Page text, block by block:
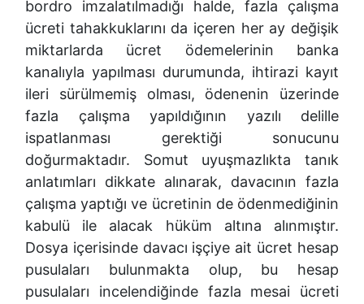
bordro imzalatılmadığı halde, fazla çalışma
ücreti tahakkuklarını da içeren her ay değişik
miktarlarda ücret ödemelerinin banka
kanalıyla yapılması durumunda, ihtirazi kayıt
ileri sürülmemiş olması, ödenenin üzerinde
fazla çalışma yapıldığının yazılı delille
ispatlanması gerektiği sonucunu
doğurmaktadır. Somut uyuşmazlıkta tanık
anlatımları dikkate alınarak, davacının fazla
çalışma yaptığı ve ücretinin de ödenmediğinin
kabulü ile alacak hüküm altına alınmıştır.
Dosya içerisinde davacı işçiye ait ücret hesap
pusulaları bulunmakta olup, bu hesap
pusulaları incelendiğinde fazla mesai ücreti